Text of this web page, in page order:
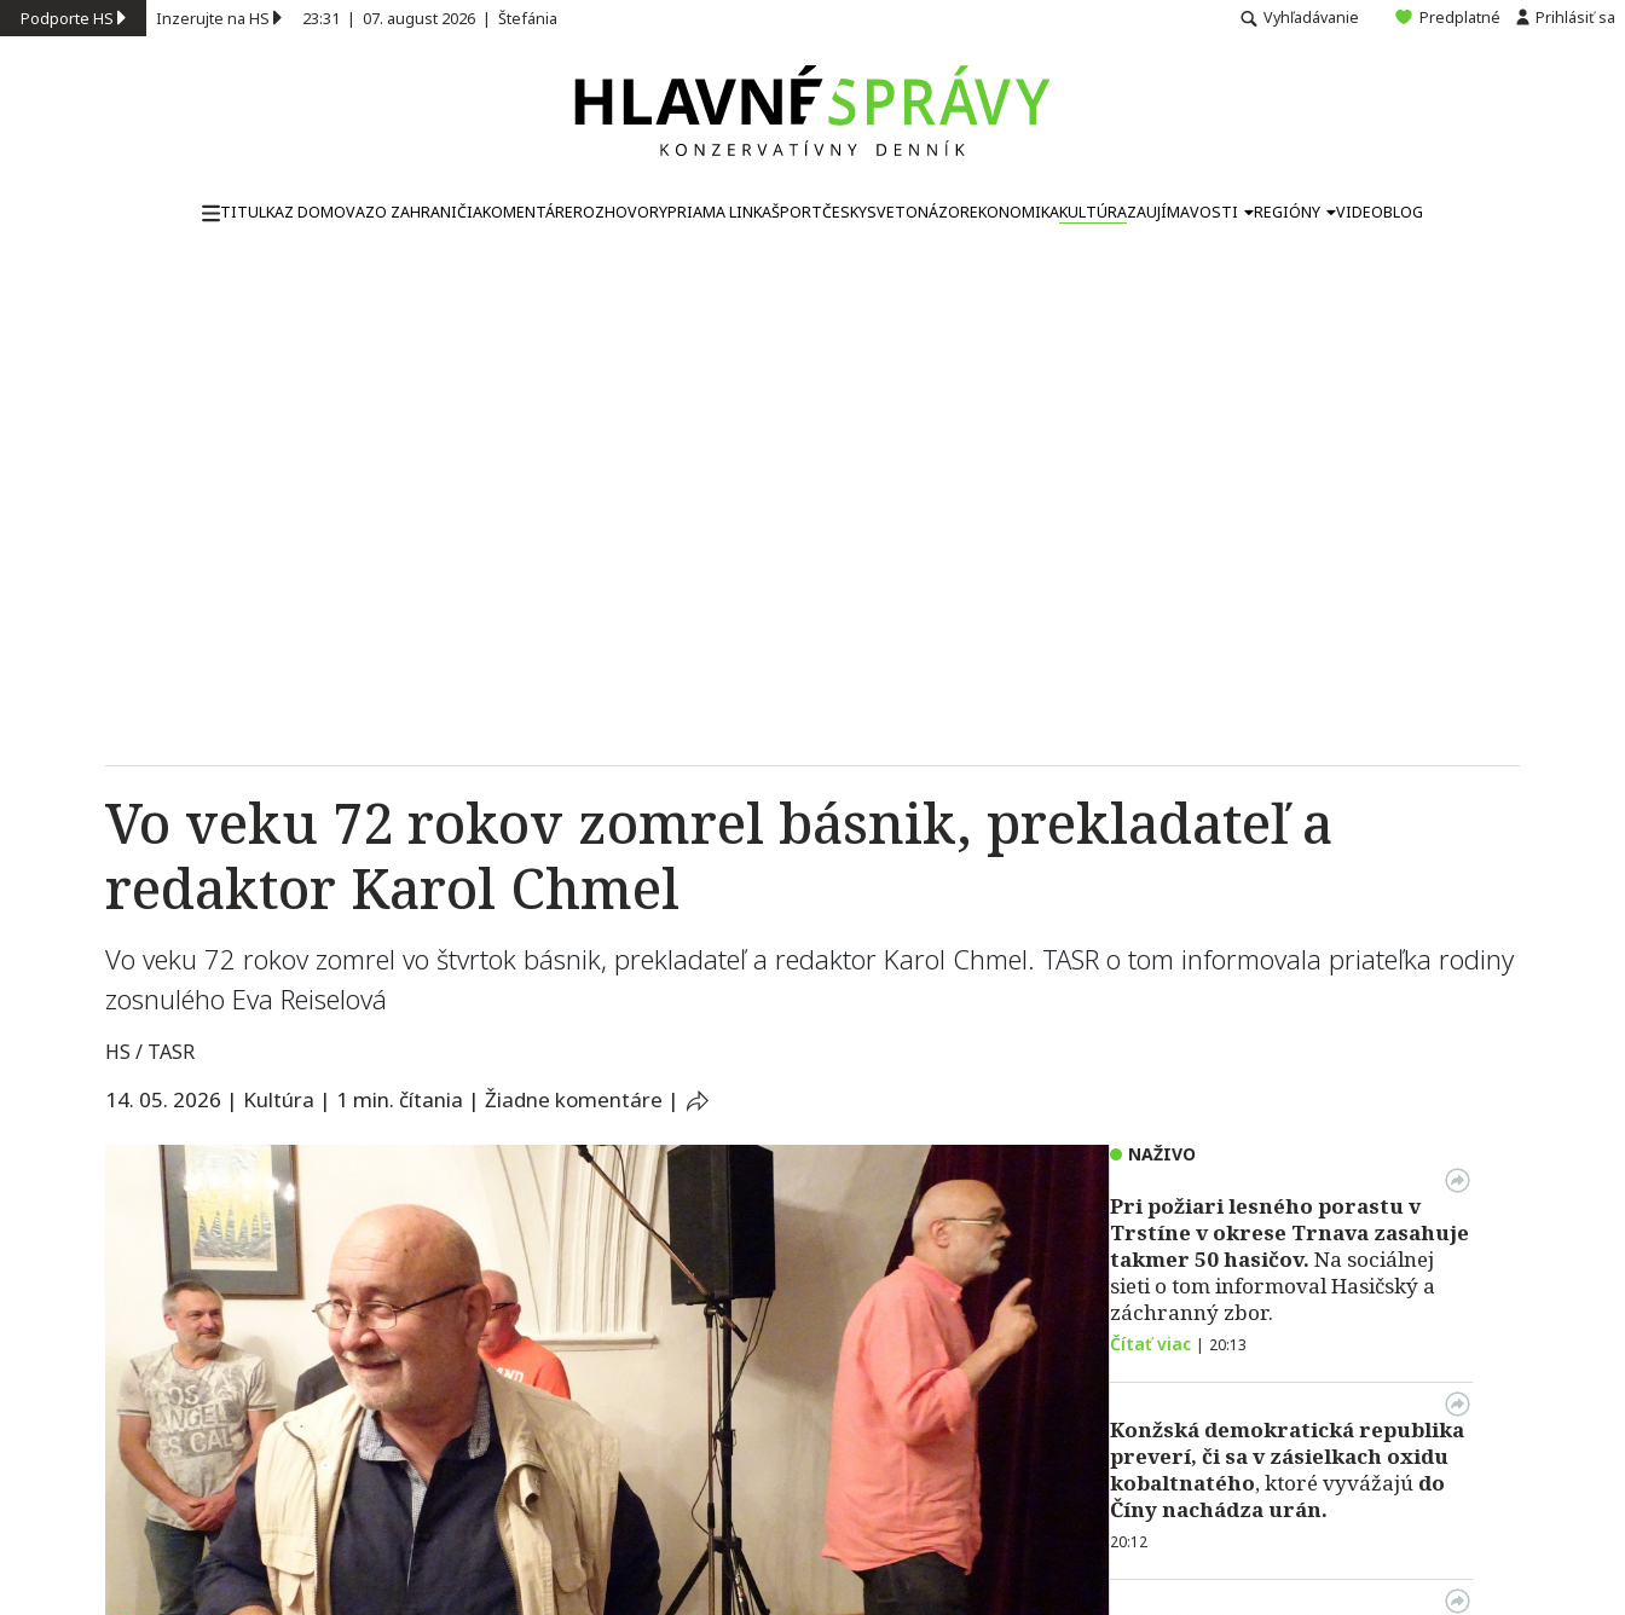
Podporte HS Inzerujte na HS 23:31 | 07. august 2026 | Štefánia Vyhľadávanie Predplatné Prihlásiť sa
TITULKAZ DOMOVAZO ZAHRANIČIAKOMENTÁREROZHOVORYPRIAMA LINKAŠPORTČESKYSVETONÁZOREKONOMIKAKULTÚRAZAUJÍMAVOSTI REGIÓNY VIDEOBLOG
Vo veku 72 rokov zomrel básnik, prekladateľ a
redaktor Karol Chmel
Vo veku 72 rokov zomrel vo štvrtok básnik, prekladateľ a redaktor Karol Chmel. TASR o tom informovala priateľka rodiny
zosnulého Eva Reiselová
HS / TASR
14. 05. 2026 | Kultúra | 1 min. čítania | Žiadne komentáre |
NAŽIVO
Pri požiari lesného porastu v
Trstíne v okrese Trnava zasahuje
takmer 50 hasičov. Na sociálnej
sieti o tom informoval Hasičský a
záchranný zbor.
Čítať viac | 20:13
Konžská demokratická republika
preverí, či sa v zásielkach oxidu
kobaltnatého, ktoré vyvážajú do
Číny nachádza urán.
20:12